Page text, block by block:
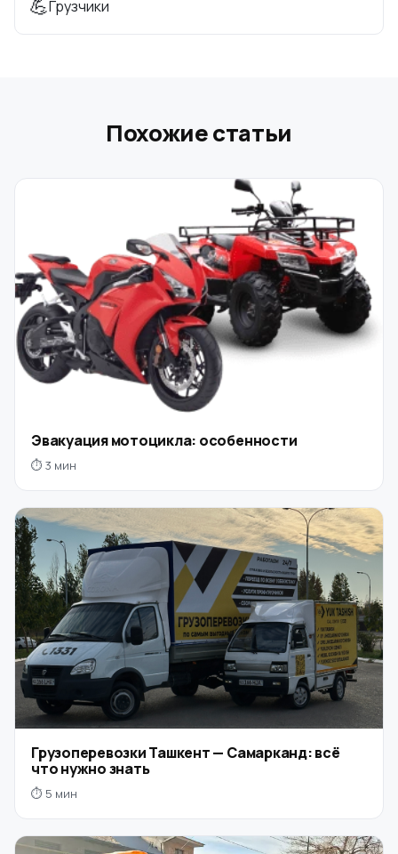
💪Грузчики
Похожие статьи
Эвакуация мотоцикла: особенности
⏱ 3 мин
Грузоперевозки Ташкент — Самарканд: всё
что нужно знать
⏱ 5 мин